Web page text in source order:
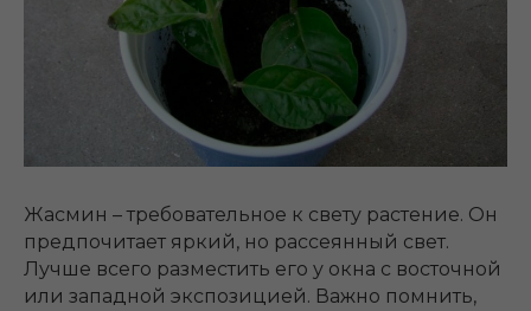
Жасмин – требовательное к свету растение. Он
предпочитает яркий, но рассеянный свет.
Лучше всего разместить его у окна с восточной
или западной экспозицией. Важно помнить,